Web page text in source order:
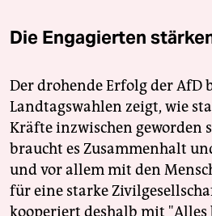
Die Engagierten
Der drohende Erfolg der AfD
Landtagswahlen zeigt, wie
Kräfte inzwischen geworden
braucht es Zusammenhalt
und vor allem mit den
für eine starke
kooperiert deshalb mit